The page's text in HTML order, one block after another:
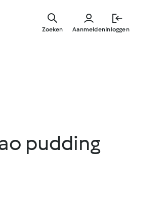
AanmeldenInloggen
Zoeken
pudding